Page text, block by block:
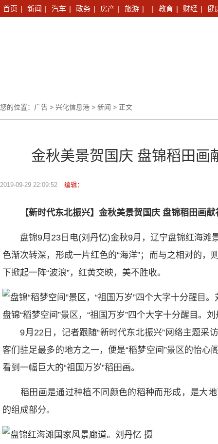
首页 | 新闻 | 汽车 | 政务 | 房产 | 旅游 | | 教育 | 财经 | 健
您的位置： 广告 > 兴化信息港 > 新闻 > 正文
金秋美景贺国庆 盘锦稻田画
2019-09-29 22:09:52 编辑：
【新时代东北振兴】金秋美景贺国庆 盘锦稻田画
盘锦9月23日电(刘丹忆)金秋9月，辽宁盘锦红海滩
色渐次转深，形成一片红色的“海洋”；而与之相对的
下掀起一阵“波浪”，红黄交映，美不胜收。
盘锦“稻梦空间”景区，“祖国万岁”四个大字十分醒目。
9月22日，记者跟随“新时代东北振兴”网络主题采
客们驻足最多的地方之一，便是“稻梦空间”景区的怡
看到一幅巨大的“祖国万岁”稻田画。
稻田画是通过种植不同颜色的稻种而形成，是大地
的组成部分。